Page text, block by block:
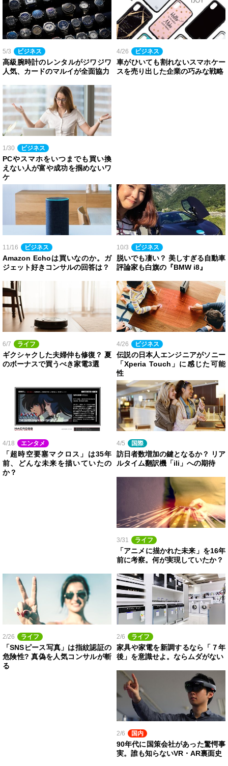
5/3 ビジネス
高級腕時計のレンタルがジワジワ
人気、カードのマルイが全面協力
4/26 ビジネス
車がひいても割れないスマホケー
スを売り出した企業の巧みな戦略
1/30 ビジネス
PCやスマホをいつまでも買い換
えない人が富や成功を掴めないワ
ケ
11/16 ビジネス
Amazon Echoは買いなのか。ガ
ジェット好きコンサルの回答は？
10/3 ビジネス
脱いでも凄い？ 美しすぎる自動車
評論家も白旗の『BMW i8』
6/7 ライフ
ギクシャクした夫婦仲も修復？ 夏
のボーナスで買うべき家電3選
4/26 ビジネス
伝説の日本人エンジニアがソニー
「Xperia Touch」に感じた可能
性
4/18 エンタメ
「超時空要塞マクロス」は35年
前、どんな未来を描いていたの
か？
4/5 国際
訪日者数増加の鍵となるか？ リア
ルタイム翻訳機「ili」への期待
3/31 ライフ
「アニメに描かれた未来」を16年
前に考察。何が実現していたか？
2/26 ライフ
「SNSピース写真」は指紋認証の
危険性? 真偽を人気コンサルが斬
る
2/6 ライフ
家具や家電を新調するなら「７年
後」を意識せよ。ならムダがない
2/6 国内
90年代に国策会社があった驚愕事
実。誰も知らないVR・AR裏面史